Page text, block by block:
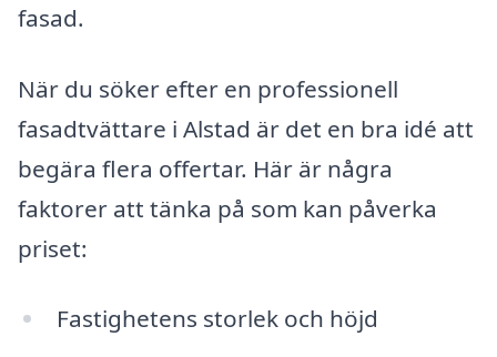
fasad.
När du söker efter en professionell
fasadtvättare i Alstad är det en bra idé att
begära flera offertar. Här är några
faktorer att tänka på som kan påverka
priset:
Fastighetens storlek och höjd